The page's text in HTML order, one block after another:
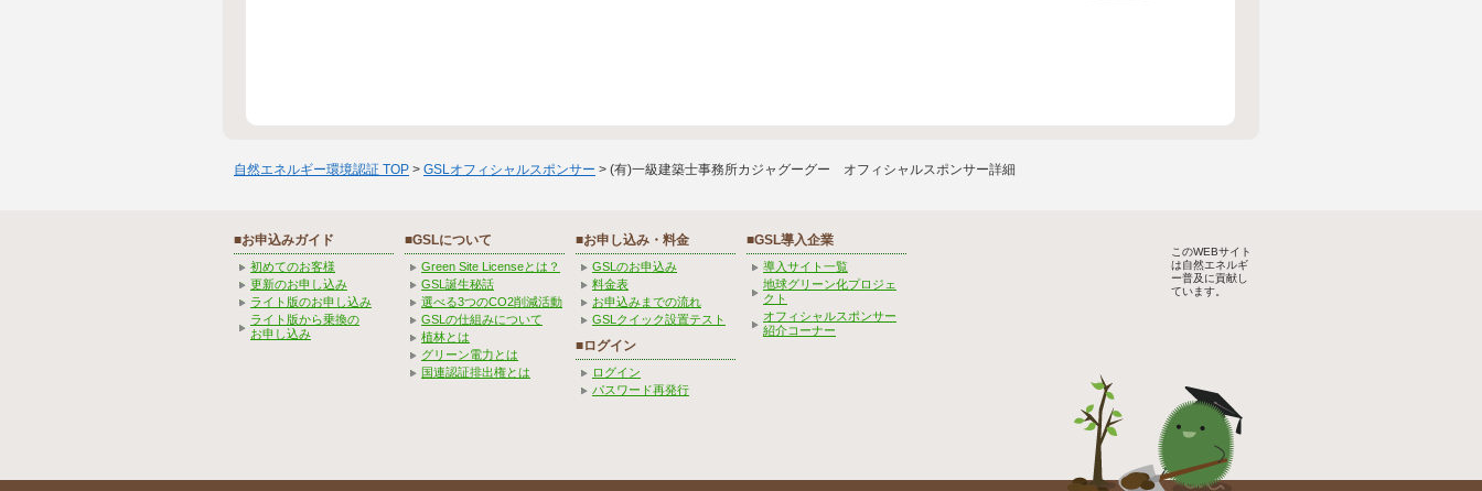
自然エネルギー環境認証 TOP > GSLオフィシャルスポンサー > (有)一級建築士事務所カジャグーグー オフィシャルスポンサー詳細
■お申込みガイド
初めてのお客様
更新のお申し込み
ライト版のお申し込み
ライト版から乗換の
お申し込み
■GSLについて
Green Site Licenseとは？
GSL誕生秘話
選べる3つのCO2削減活動
GSLの仕組みについて
植林とは
グリーン電力とは
国連認証排出権とは
■お申し込み・料金
GSLのお申込み
料金表
お申込みまでの流れ
GSLクイック設置テスト
■ログイン
ログイン
パスワード再発行
■GSL導入企業
導入サイト一覧
地球グリーン化プロジェ
クト
オフィシャルスポンサー
紹介コーナー
このWEBサイト
は自然エネルギ
ー普及に貢献し
ています。